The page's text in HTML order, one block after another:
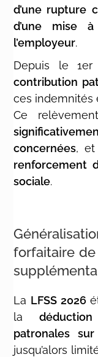
d’une rupture
d’une mise
l’employeur.
Depuis le
contribution
ces indemnités
Ce
concernées, et
renforcement
sociale.
forfaitaire
La LFSS 2026
la
patronales
jusqu’alors